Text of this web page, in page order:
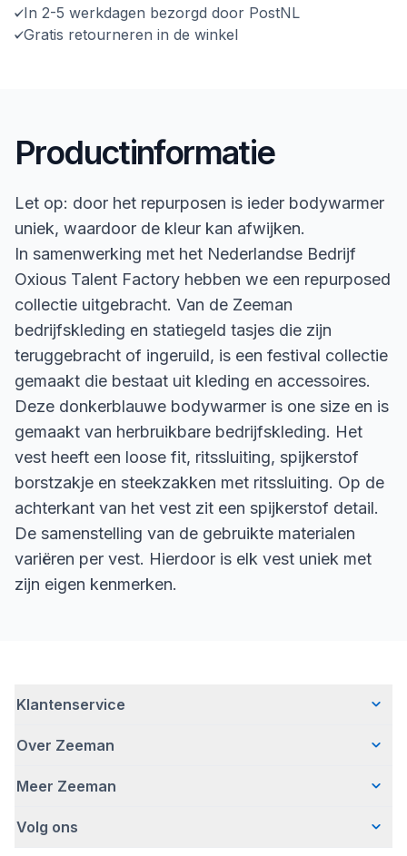
In 2-5 werkdagen bezorgd door PostNL
Gratis retourneren in de winkel
Productinformatie
Let op: door het repurposen is ieder bodywarmer
uniek, waardoor de kleur kan afwijken.
In samenwerking met het Nederlandse Bedrijf
Oxious Talent Factory hebben we een repurposed
collectie uitgebracht. Van de Zeeman
bedrijfskleding en statiegeld tasjes die zijn
teruggebracht of ingeruild, is een festival collectie
gemaakt die bestaat uit kleding en accessoires.
Deze donkerblauwe bodywarmer is one size en is
gemaakt van herbruikbare bedrijfskleding. Het
vest heeft een loose fit, ritssluiting, spijkerstof
borstzakje en steekzakken met ritssluiting. Op de
achterkant van het vest zit een spijkerstof detail.
De samenstelling van de gebruikte materialen
variëren per vest. Hierdoor is elk vest uniek met
zijn eigen kenmerken.
Klantenservice
Veelgestelde vragen
Bezorgen
Retourneren
Over Zeeman
Wie wij zijn
Hoe wij verantwoord ondernemen
Meer Zeeman
Veiligheidswaarschuwing
Volg ons